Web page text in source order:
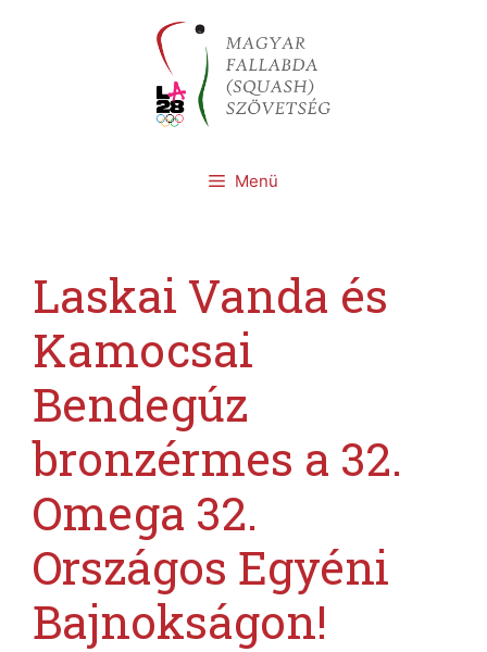
Menü
Laskai Vanda és
Kamocsai
Bendegúz
bronzérmes a 32.
Omega 32.
Országos Egyéni
Bajnokságon!